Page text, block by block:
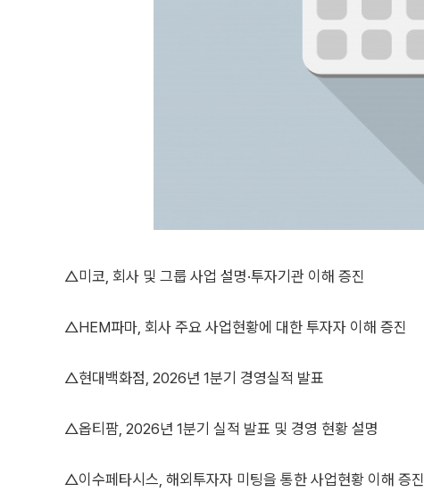
△미코, 회사 및 그룹 사업 설명·투자기관 이해 증진
△HEM파마, 회사 주요 사업현황에 대한 투자자 이해 증진
△현대백화점, 2026년 1분기 경영실적 발표
△옵티팜, 2026년 1분기 실적 발표 및 경영 현황 설명
△이수페타시스, 해외투자자 미팅을 통한 사업현황 이해 증진